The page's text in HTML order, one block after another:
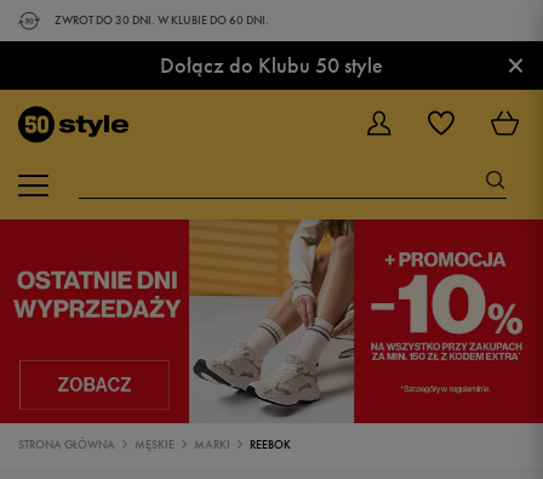
ZWROT DO 30 DNI. W KLUBIE DO 60 DNI.
Dołącz do Klubu 50 style ×
STRONA GŁÓWNA MĘSKIE MARKI REEBOK